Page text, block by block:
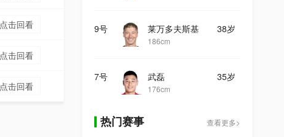
点击回看
点击回看
点击回看
9号 38岁
莱万多夫斯基
186cm
7号 35岁
武磊
176cm
热门赛事 查看更多>